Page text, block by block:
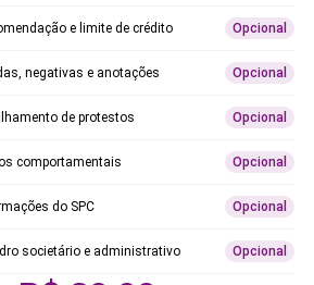
e limite de crédito Opcional
negativas e anotações Opcional
de protestos Opcional
comportamentais Opcional
do SPC Opcional
societário e administrativo Opcional